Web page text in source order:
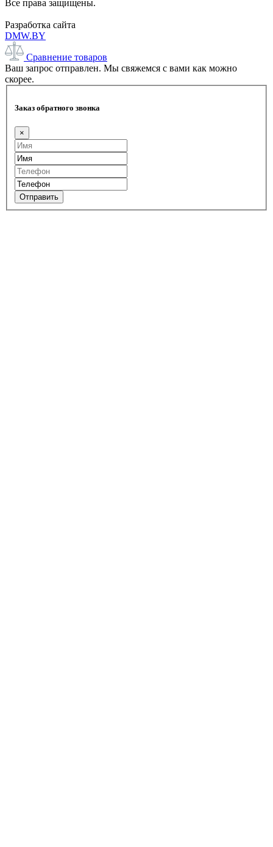
Все права защищены.
Разработка сайта
DMW.BY
Сравнение товаров
Ваш запрос отправлен. Мы свяжемся с вами как можно
скорее.
Заказ обратного звонка
×
Отправить